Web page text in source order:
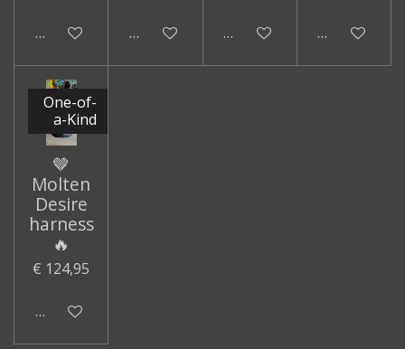
In winkelwagenIn winkelwagenIn winkelwagen
In
One-of-
a-Kind
🤎
Molten
Desire
harness
🔥
€ 124,95
In winkelwagen